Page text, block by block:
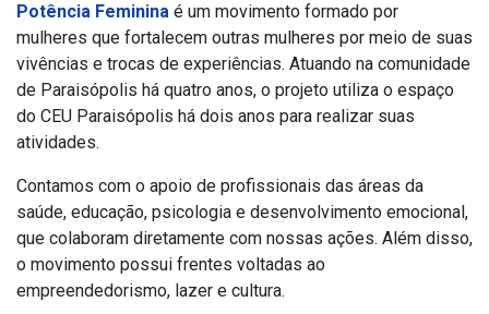
Potência Feminina é um movimento formado por
mulheres que fortalecem outras mulheres por meio de suas
vivências e trocas de experiências. Atuando na comunidade
de Paraisópolis há quatro anos, o projeto utiliza o espaço
do CEU Paraisópolis há dois anos para realizar suas
atividades.
Contamos com o apoio de profissionais das áreas da
saúde, educação, psicologia e desenvolvimento emocional,
que colaboram diretamente com nossas ações. Além disso,
o movimento possui frentes voltadas ao
empreendedorismo, lazer e cultura.